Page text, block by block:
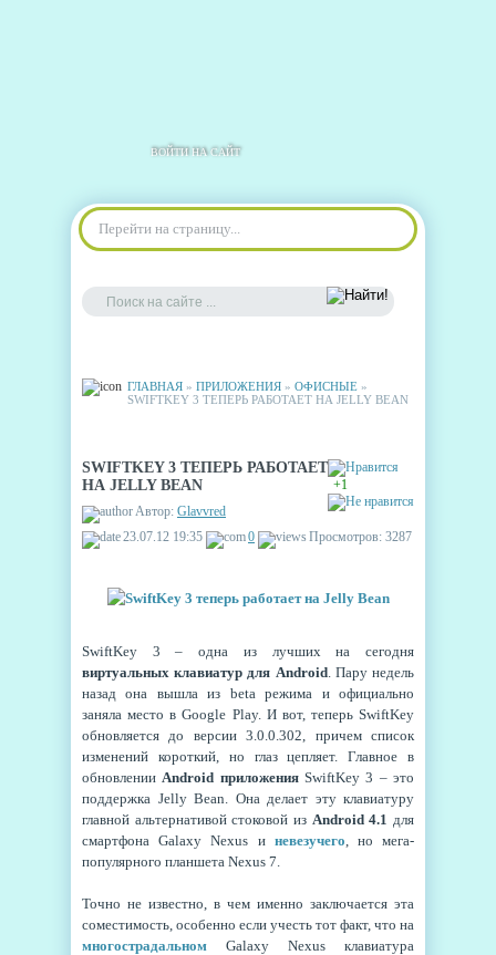
ВОЙТИ НА САЙТ
Перейти на страницу...
ГЛАВНАЯ » ПРИЛОЖЕНИЯ » ОФИСНЫЕ »
SWIFTKEY 3 ТЕПЕРЬ РАБОТАЕТ НА JELLY BEAN
+1
SWIFTKEY 3 ТЕПЕРЬ РАБОТАЕТ
НА JELLY BEAN
Автор: Glavvred
23.07.12 19:35
0 Просмотров: 3287
SwiftKey 3 – одна из лучших на сегодня
виртуальных клавиатур для Android. Пару недель
назад она вышла из beta режима и официально
заняла место в Google Play. И вот, теперь SwiftKey
обновляется до версии 3.0.0.302, причем список
изменений короткий, но глаз цепляет. Главное в
обновленииAndroid приложенияSwiftKey 3 – это
поддержка Jelly Bean. Она делает эту клавиатуру
главной альтернативой стоковой из Android 4.1 для
смартфона Galaxy Nexus и невезучего, но мега-
популярного планшета Nexus 7.
Точно не известно, в чем именно заключается эта
соместимость, особенно если учесть тот факт, что на
многострадальном Galaxy Nexus клавиатура